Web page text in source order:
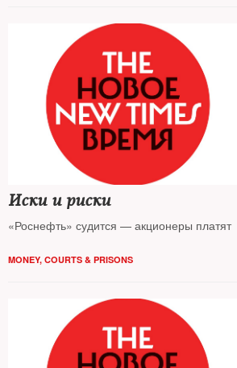
Иски и риски
«Роснефть» судится — акционеры платят
MONEY, COURTS & PRISONS